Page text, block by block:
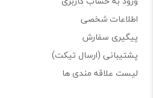
اطلاعات شخصی
پیگیری سفارش
پشتیبانی (ارسال تیکت)
لیست علاقه مندی ها